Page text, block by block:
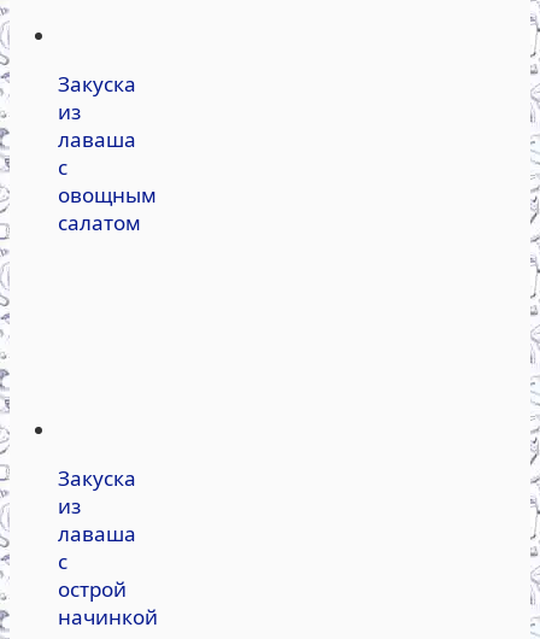
Закуска
из
лаваша
с
овощным
салатом
Закуска
из
лаваша
с
острой
начинкой